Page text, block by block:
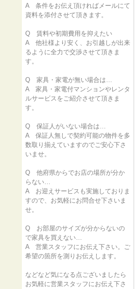
A 条件をお伝え頂ければメールにて
資料を添付させて頂きます。
Q 賃料や初期費用を抑えたい
A 他社様より安く、お引越しが出来
るように全力で交渉させて頂きま
す。
Q 家具・家電が無い場合は…
A 家具・家電付マンションやレンタ
ルサービスをご紹介させて頂きま
す。
Q 保証人がいない場合は…
A 保証人無しで契約可能の物件を多
数取り揃えていますのでご安心下さ
いませ。
Q 他府県からでお店の場所が分か
らない…
A お迎えサービスも実施しておりま
すので、お気軽にお問合せ下さいま
せ。
Q お部屋のサイズが分からないの
で家具を買えない…
A 営業スタッフにお伝え下さい。ご
希望の箇所を測りお伝えします。
などなど気になる点ございましたら
お気軽に営業スタッフにお伝え下さ